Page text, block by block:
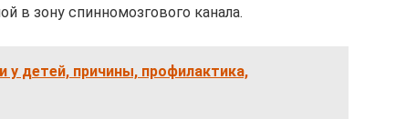
в зону спинномозгового канала.
у детей, причины, профилактика,